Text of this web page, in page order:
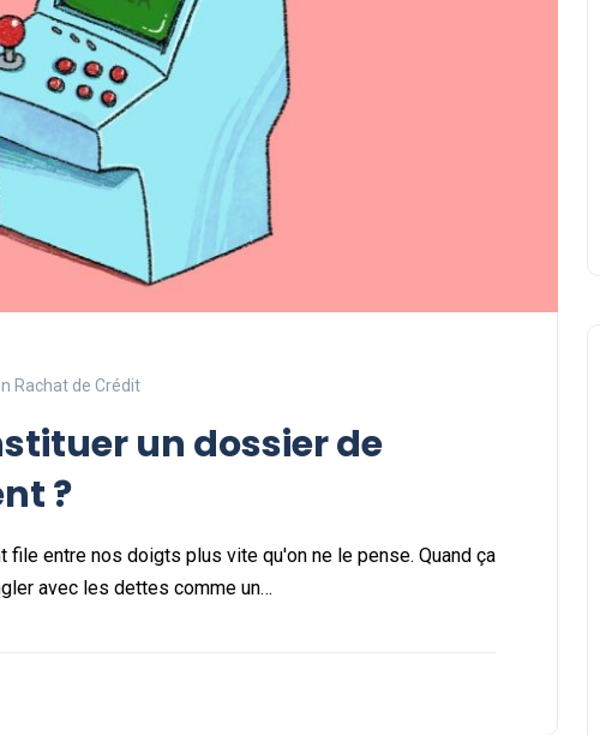
Rachat de Crédit
un dossier de
?
file entre nos doigts plus vite qu'on ne le pense. Quand ça
avec les dettes comme un…
Les étapes à suivre pour
réussir son rachat de crédit
en étant retraité et fiché
FICP